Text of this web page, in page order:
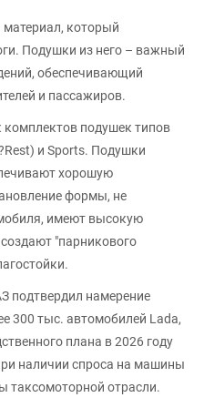
который
Подушки из него – важный
обеспечивающий
и пассажиров.
подушек типов
и Sports. Подушки
хорошую
формы, не
имеют высокую
"парникового
подтвердил намерение
300 тыс. автомобилей Lada,
плана в 2026 году
наличии спроса на машины
таксомоторной отрасли.